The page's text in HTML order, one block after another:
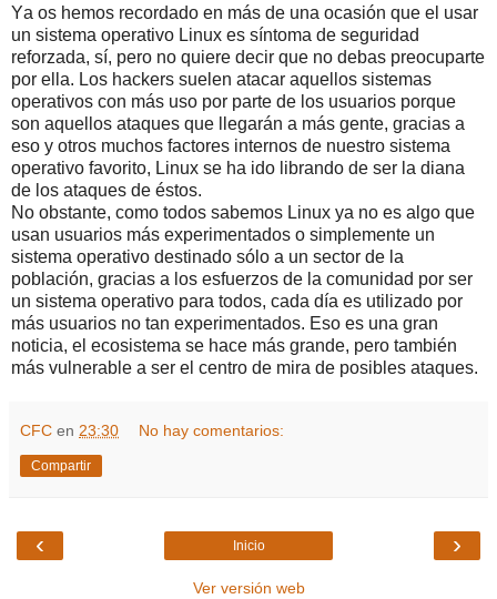
Ya os hemos recordado en más de una ocasión que el usar
un sistema operativo Linux es síntoma de seguridad
reforzada, sí, pero no quiere decir que no debas preocuparte
por ella. Los hackers suelen atacar aquellos sistemas
operativos con más uso por parte de los usuarios porque
son aquellos ataques que llegarán a más gente, gracias a
eso y otros muchos factores internos de nuestro sistema
operativo favorito, Linux se ha ido librando de ser la diana
de los ataques de éstos.
No obstante, como todos sabemos Linux ya no es algo que
usan usuarios más experimentados o simplemente un
sistema operativo destinado sólo a un sector de la
población, gracias a los esfuerzos de la comunidad por ser
un sistema operativo para todos, cada día es utilizado por
más usuarios no tan experimentados. Eso es una gran
noticia, el ecosistema se hace más grande, pero también
más vulnerable a ser el centro de mira de posibles ataques.
CFC en 23:30 No hay comentarios:
Compartir
‹ ›
Inicio
Ver versión web